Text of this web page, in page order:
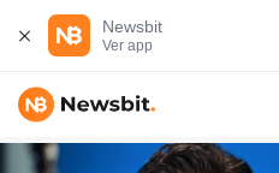
Newsbit
Ver app